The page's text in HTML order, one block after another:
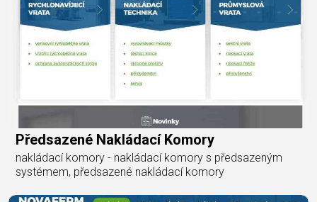
Předsazené Nakládací Komory
nakládací komory - nakládací komory s předsazeným
systémem, předsazené nakládací komory